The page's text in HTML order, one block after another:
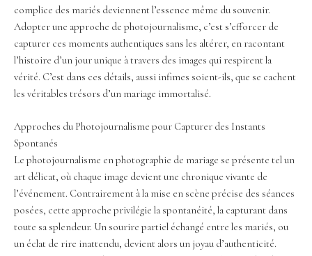
complice des mariés deviennent l’essence même du souvenir.
Adopter une approche de photojournalisme, c’est s’efforcer de
capturer ces moments authentiques sans les altérer, en racontant
l’histoire d’un jour unique à travers des images qui respirent la
vérité. C’est dans ces détails, aussi infimes soient-ils, que se cachent
les véritables trésors d’un mariage immortalisé.
Approches du Photojournalisme pour Capturer des Instants
Spontanés
Le photojournalisme en photographie de mariage se présente tel un
art délicat, où chaque image devient une chronique vivante de
l’événement. Contrairement à la mise en scène précise des séances
posées, cette approche privilégie la spontanéité, la capturant dans
toute sa splendeur. Un sourire partiel échangé entre les mariés, ou
un éclat de rire inattendu, devient alors un joyau d’authenticité.